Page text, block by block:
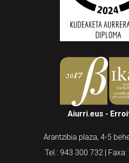
Aiurri.eus -
Arantzibia plaza, 4-5
Tel.: 943 300 732 |